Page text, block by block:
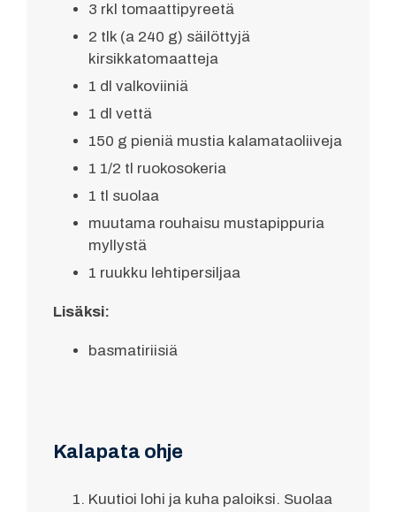
3 rkl tomaattipyreetä
2 tlk (a 240 g) säilöttyjä
kirsikkatomaatteja
1 dl valkoviiniä
1 dl vettä
150 g pieniä mustia kalamataoliiveja
1 1/2 tl ruokosokeria
1 tl suolaa
muutama rouhaisu mustapippuria
myllystä
1 ruukku lehtipersiljaa
Lisäksi:
basmatiriisiä
Kalapata ohje
Kuutioi lohi ja kuha paloiksi. Suolaa